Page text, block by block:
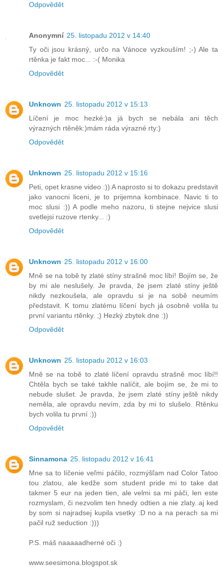
Odpovědět
Anonymní 25. listopadu 2012 v 14:40
Ty oči jsou krásný, určo na Vánoce vyzkouším! ;-) Ale ta
rtěnka je fakt moc... :-( Monika
Odpovědět
Unknown 25. listopadu 2012 v 15:13
Líčení je moc hezké:)a já bych se nebála ani těch
výrazných rtěněk:)mám ráda výrazné rty:)
Odpovědět
Unknown 25. listopadu 2012 v 15:16
Peti, opet krasne video :)) A naprosto si to dokazu predstavit
jako vanocni liceni, je to prijemna kombinace. Navic ti to
moc slusi :)) A podle meho nazoru, ti stejne nejvice slusi
svetlejsi ruzove rtenky... :)
Odpovědět
Unknown 25. listopadu 2012 v 16:00
Mně se na tobě ty zlaté stíny strašně moc líbí! Bojím se, že
by mi ale neslušely. Je pravda, že jsem zlaté stíny ještě
nikdy nezkoušela, ale opravdu si je na sobě neumím
představit. K tomu zlatému líčení bych já osobně volila tu
první variantu rtěnky. ;) Hezký zbytek dne :))
Odpovědět
Unknown 25. listopadu 2012 v 16:03
Mně se na tobě to zlaté líčení opravdu strašně moc líbí!!
Chtěla bych se také takhle nalíčit, ale bojím se, že mi to
nebude slušet. Je pravda, že jsem zlaté stíny ještě nikdy
neměla, ale opravdu nevím, zda by mi to slušelo. Rtěnku
bych volila tu první :))
Odpovědět
Sinnamona 25. listopadu 2012 v 16:41
Mne sa to líčenie veľmi páčilo, rozmýšľam nad Color Tatoo
tou zlatou, ale kedže som student pride mi to take dat
takmer 5 eur na jeden tien, ale velmi sa mi páči, len este
rozmyslam, či nezvolim ten hnedy odtien a nie zlaty..aj ked
by som si najradsej kupila vsetky :D no a na perach sa mi
pačil ruž seduction :)))
P.S. máš naaaaadherné oči :)
www.seesimona.blogspot.sk